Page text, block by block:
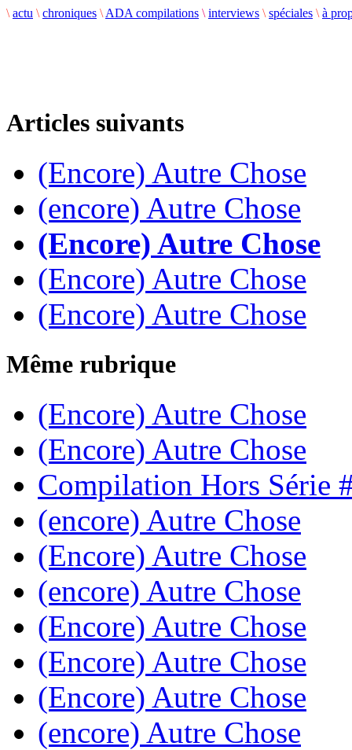
\ actu \ chroniques \ ADA compilations \ interviews \ spéciales \ à
Articles suivants
(Encore) Autre Chose
(encore) Autre Chose
(Encore) Autre Chose
(Encore) Autre Chose
(Encore) Autre Chose
Même rubrique
(Encore) Autre Chose
(Encore) Autre Chose
Compilation Hors Série
(encore) Autre Chose
(Encore) Autre Chose
(encore) Autre Chose
(Encore) Autre Chose
(Encore) Autre Chose
(Encore) Autre Chose
(encore) Autre Chose